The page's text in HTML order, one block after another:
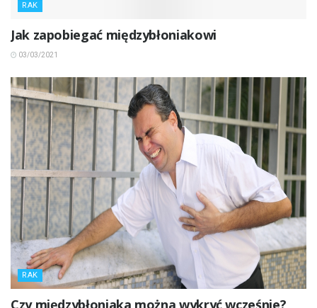
RAK
Jak zapobiegać międzybłoniakowi
03/03/2021
RAK
Czy międzybłoniaka można wykryć wcześnie?